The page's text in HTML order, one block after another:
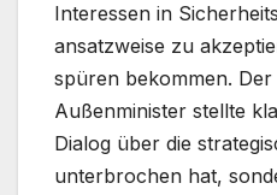
Interessen in
ansatzweise zu
spüren bekommen.
Außenminister stellte
Dialog über die
unterbrochen hat,